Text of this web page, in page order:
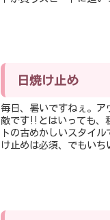
日焼け止め
毎日、暑いですねぇ。
敵です‼️とはいっても、
トの古めかしいスタイ
け止めは必須、でもい